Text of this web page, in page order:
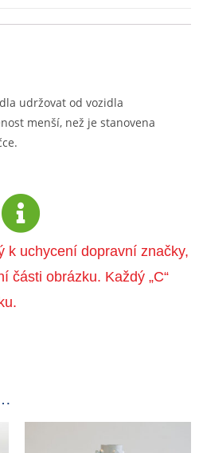
udržovat od vozidla
menší, než je stanovena
k uchycení dopravní značky,
části obrázku. Každý „C“